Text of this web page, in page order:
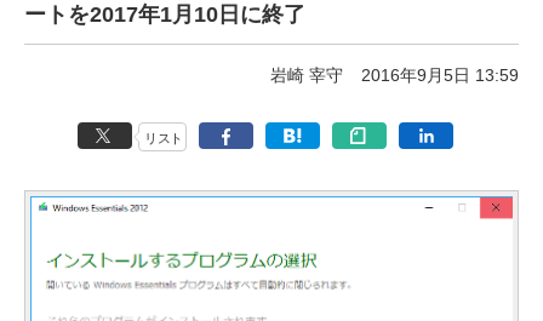
ートを2017年1月10日に終了
岩崎 宰守 2016年9月5日 13:59
リスト